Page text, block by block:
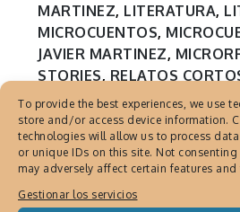
To provide the best experiences, we use
store and/or access device information.
technologies will allow us to process
or unique IDs on this site. Not
may adversely affect certain features
Gestionar los servicios
MARTINEZ, LITERATURA,
MICROCUENTOS,
JAVIER MARTINEZ,
STORIES, RELATOS
STORIES
Corto Cuento de
Martinez, Narrativa
Redes Sociales
Julio 30, 2019 By